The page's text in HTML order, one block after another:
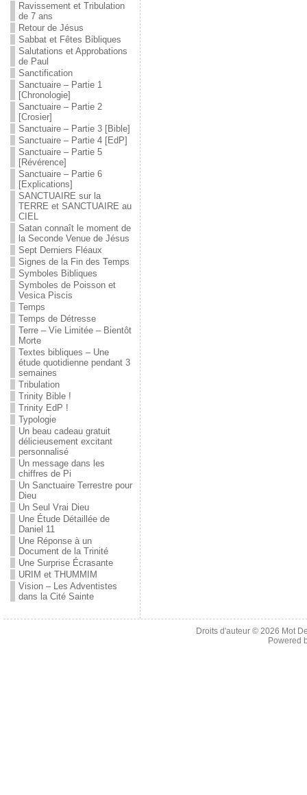
Ravissement et Tribulation
de 7 ans
Retour de Jésus
Sabbat et Fêtes Bibliques
Salutations et Approbations
de Paul
Sanctification
Sanctuaire – Partie 1
[Chronologie]
Sanctuaire – Partie 2
[Crosier]
Sanctuaire – Partie 3 [Bible]
Sanctuaire – Partie 4 [EdP]
Sanctuaire – Partie 5
[Révérence]
Sanctuaire – Partie 6
[Explications]
SANCTUAIRE sur la
TERRE et SANCTUAIRE au
CIEL
Satan connaît le moment de
la Seconde Venue de Jésus
Sept Derniers Fléaux
Signes de la Fin des Temps
Symboles Bibliques
Symboles de Poisson et
Vesica Piscis
Temps
Temps de Détresse
Terre – Vie Limitée – Bientôt
Morte
Textes bibliques – Une
étude quotidienne pendant 3
semaines
Tribulation
Trinity Bible !
Trinity EdP !
Typologie
Un beau cadeau gratuit
délicieusement excitant
personnalisé
Un message dans les
chiffres de Pi
Un Sanctuaire Terrestre pour
Dieu
Un Seul Vrai Dieu
Une Étude Détaillée de
Daniel 11
Une Réponse à un
Document de la Trinité
Une Surprise Écrasante
URIM et THUMMIM
Vision – Les Adventistes
dans la Cité Sainte
Droits d'auteur © 2026 Mot
Powered